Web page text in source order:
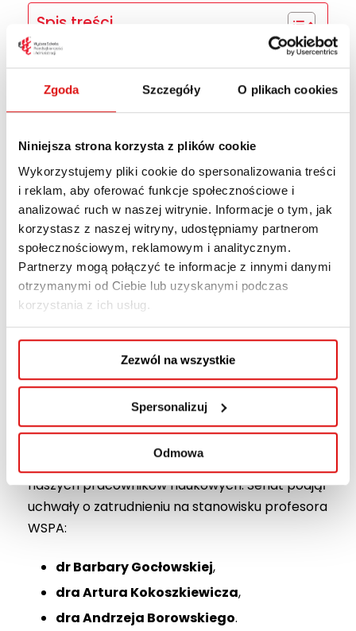
Zgoda Szczegóły O plikach cookies
Niniejsza strona korzysta z plików cookie
Wykorzystujemy pliki cookie do spersonalizowania treści
i reklam, aby oferować funkcje społecznościowe i
analizować ruch w naszej witrynie. Informacje o tym, jak
korzystasz z naszej witryny, udostępniamy partnerom
społecznościowym, reklamowym i analitycznym.
Partnerzy mogą połączyć te informacje z innymi danymi
otrzymanymi od Ciebie lub uzyskanymi podczas
korzystania z ich usług.
Zezwól na wszystkie
Spersonalizuj
Odmowa
Spis treści
Władze Uczelni na nową kadencję
Nowi profesorowie WSPA
Władze Uczelni na nową
Senat pozytywnie zaopiniował kandydatury:
Rektor:dr Maria Mazur, prof. WSPA
Prorektor ds. ogólnych:dr Małgorzata
Michalska-Nakonieczna, prof. WSPA
Kanclerz:mgr Jacek Lis
Serdecznie gratulujemy i dziękujemy za
dotychczasowe zaangażowanie oraz pracę na
rzecz naszej Uczelni.
Nowi profesorowie WSPA
uhonorowanie znacznych i twórczych osiągnięć
naszych pracowników naukowych. Senat podjął
uchwały o zatrudnieniu na stanowisku profesora
WSPA:
dr Barbary Gocłowskiej,
dra Artura Kokoszkiewicza,
dra Andrzeja Borowskiego.